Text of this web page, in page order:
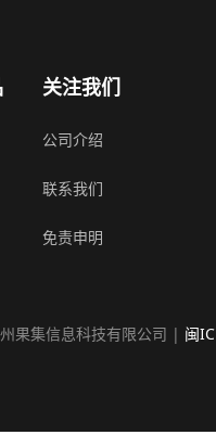
关注我们
公司介绍
联系我们
免责申明
果集信息科技有限公司 | 闽